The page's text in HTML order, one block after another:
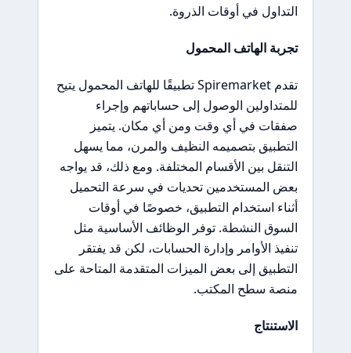
التداول في أوقات الذروة.
تجربة الهاتف المحمول
تقدم Spiremarket تطبيقًا للهاتف المحمول يتيح
للمتداولين الوصول إلى حساباتهم وإجراء
صفقات في أي وقت ومن أي مكان. يتميز
التطبيق بتصميمه النظيف والمرن، مما يسهل
التنقل بين الأقسام المختلفة. ومع ذلك، قد يواجه
بعض المستخدمين تحديات في سرعة التحميل
أثناء استخدام التطبيق، خصوصًا في أوقات
السوق النشطة. توفر الوظائف الأساسية مثل
تنفيذ الأوامر وإدارة الحسابات، لكن قد يفتقر
التطبيق إلى بعض الميزات المتقدمة المتاحة على
منصة سطح المكتب.
الاستنتاج